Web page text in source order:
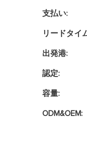
支払い:
リードタイ
出発港:
認定:
容量:
ODM&OEM: